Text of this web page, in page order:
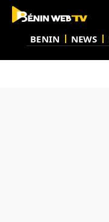
BENIN NEWS